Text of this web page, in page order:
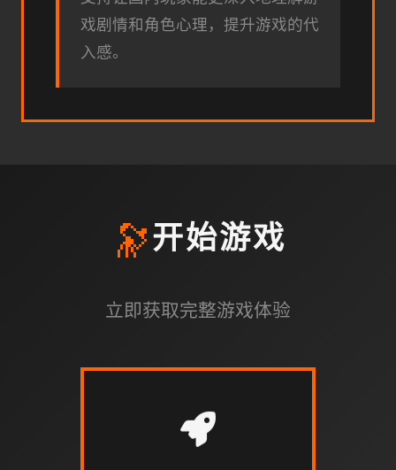
戏剧情和角色心理，提升游戏的代
入感。
🔭开始游戏
立即获取完整游戏体验